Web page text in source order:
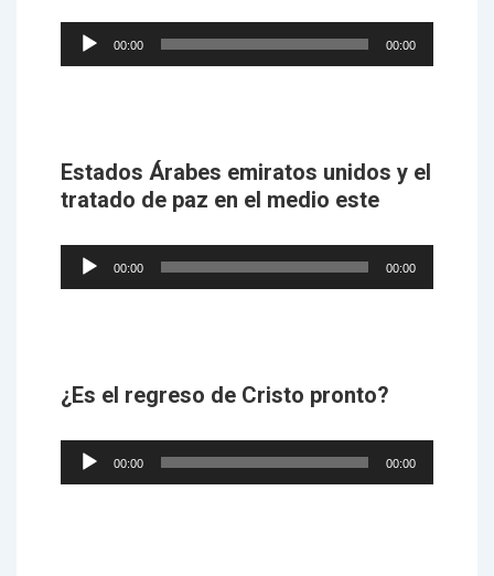
Audio
Player
00:00 00:00
Estados Árabes emiratos unidos y el
tratado de paz en el medio este
Audio
Player
00:00 00:00
¿Es el regreso de Cristo pronto?
Audio
Player
00:00 00:00